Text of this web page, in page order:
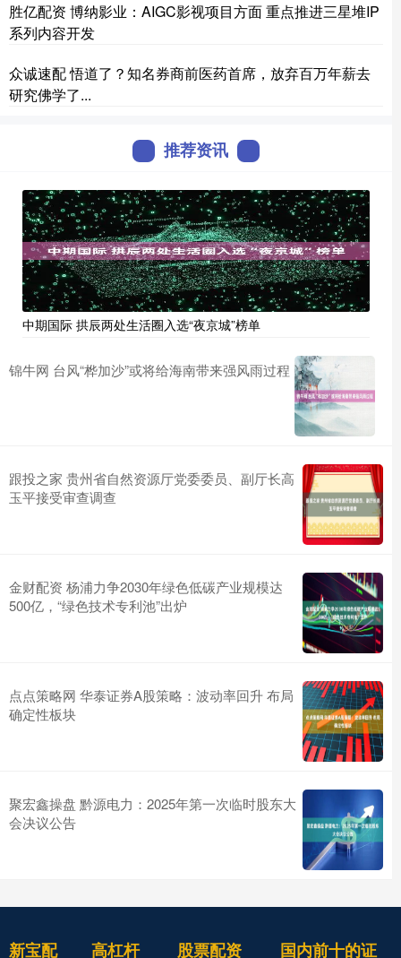
胜亿配资 博纳影业：AIGC影视项目方面 重点推进三星堆IP
系列内容开发
众诚速配 悟道了？知名券商前医药首席，放弃百万年薪去
研究佛学了...
推荐资讯
中期国际 拱辰两处生活圈入选“夜京城”榜单
锦牛网 台风“桦加沙”或将给海南带来强风雨过程
跟投之家 贵州省自然资源厅党委委员、副厅长高
玉平接受审查调查
金财配资 杨浦力争2030年绿色低碳产业规模达
500亿，“绿色技术专利池”出炉
点点策略网 华泰证券A股策略：波动率回升 布局
确定性板块
聚宏鑫操盘 黔源电力：2025年第一次临时股东大
会决议公告
新宝配 高杠杆 股票配资 国内前十的证